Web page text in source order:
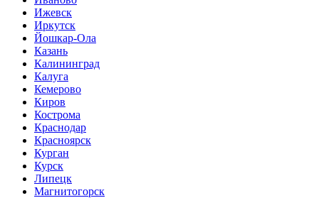
Ижевск
Иркутск
Йошкар-Ола
Казань
Калининград
Калуга
Кемерово
Киров
Кострома
Краснодар
Красноярск
Курган
Курск
Липецк
Магнитогорск